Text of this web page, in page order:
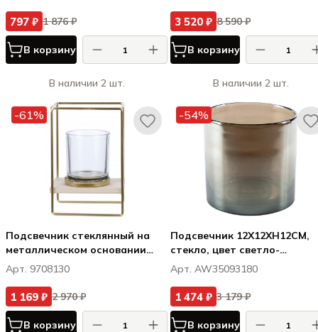
797 ₽ 1 876 ₽
В корзину
В наличии 2 шт.
3 520 ₽ 8 590 ₽
В корзину
В наличии 2 шт.
-61%
Подсвечник стеклянный на
металлическом основании
золотого цвета, 13X10XH19CM
Арт. 9708130
1 169 ₽ 2 970 ₽
В корзину
-54%
Подсвечник 12X12XH12CM,
стекло, цвет светло-
коричневый
Арт. AW35093180
1 474 ₽ 3 179 ₽
В корзину